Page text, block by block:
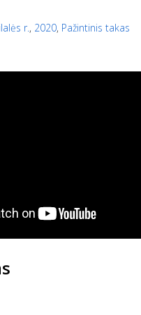
r., 2020, Pažintinis takas